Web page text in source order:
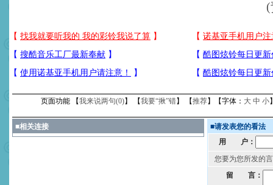
(
页面功能 【我来说两句(0)】 【我要“揪”错】 【推荐】【字体： 大 中 小
■相关连接 ■请发表您的看法
用 户：
您要为您所发的
留 言：